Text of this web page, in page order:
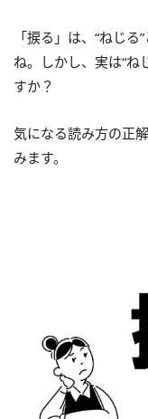
「捩る」は、“ねじ
ね。しかし、実は“ね
すか？
気になる読み方の正
みます。